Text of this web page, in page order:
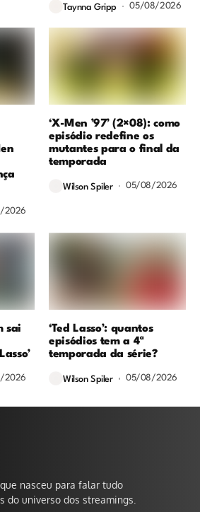
Taynna Gripp 05/08/2026
2026
‘X-Men ’97’ (2×08): como
episódio redefine os
mutantes para o final da
temporada
Wilson Spiler 05/08/2026
sai
2026
‘Ted Lasso’: quantos
episódios tem a 4ª
temporada da série?
Wilson Spiler 05/08/2026
nasceu para falar tudo
do universo dos streamings.